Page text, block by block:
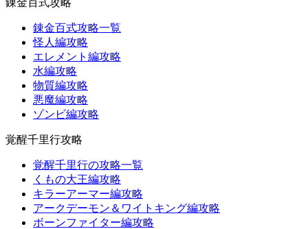
錬金百式攻略
錬金百式攻略一覧
怪人編攻略
エレメント編攻略
水編攻略
物質編攻略
悪魔編攻略
ゾンビ編攻略
覚醒千里行攻略
覚醒千里行の攻略一覧
くもの大王編攻略
キラーアーマー編攻略
アークデーモン＆ワイトキング編攻略
ボーンファイター編攻略